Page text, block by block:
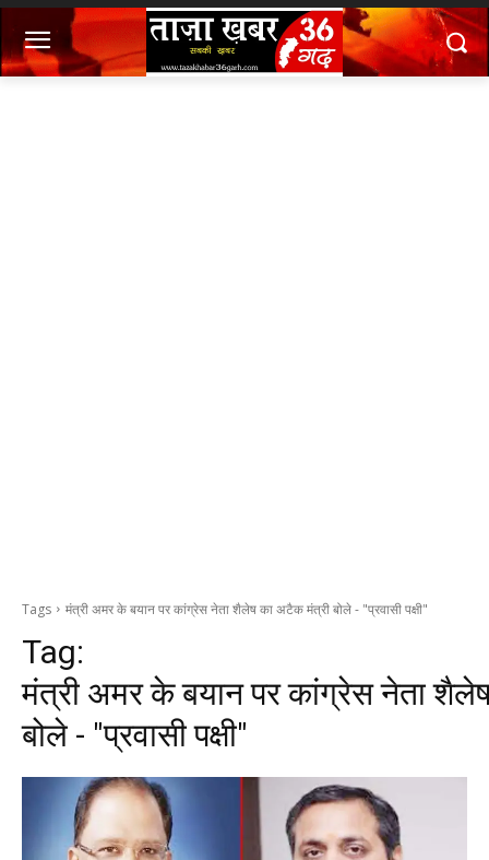
Tags मंत्री अमर के बयान पर कांग्रेस नेता शैलेष का अटैक मंत्री बोले - "प्रवासी पक्षी"
Tag:
मंत्री अमर के बयान पर कांग्रेस नेता
बोले - "प्रवासी पक्षी"